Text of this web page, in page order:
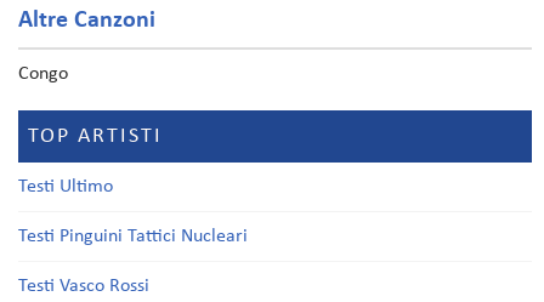
Altre Canzoni
Congo
TOP ARTISTI
Testi Ultimo
Testi Pinguini Tattici Nucleari
Testi Vasco Rossi